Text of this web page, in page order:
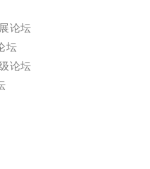
论坛
坛
论坛